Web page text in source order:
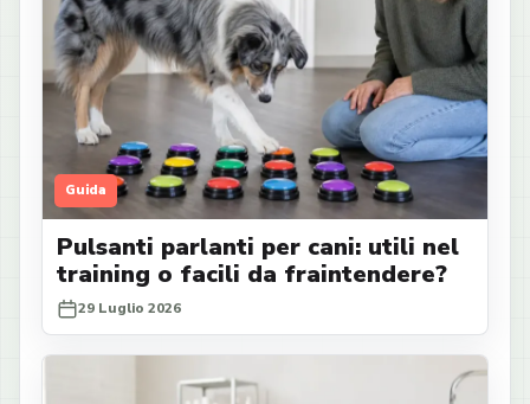
Guida
Pulsanti parlanti per cani: utili nel
training o facili da fraintendere?
29 Luglio 2026